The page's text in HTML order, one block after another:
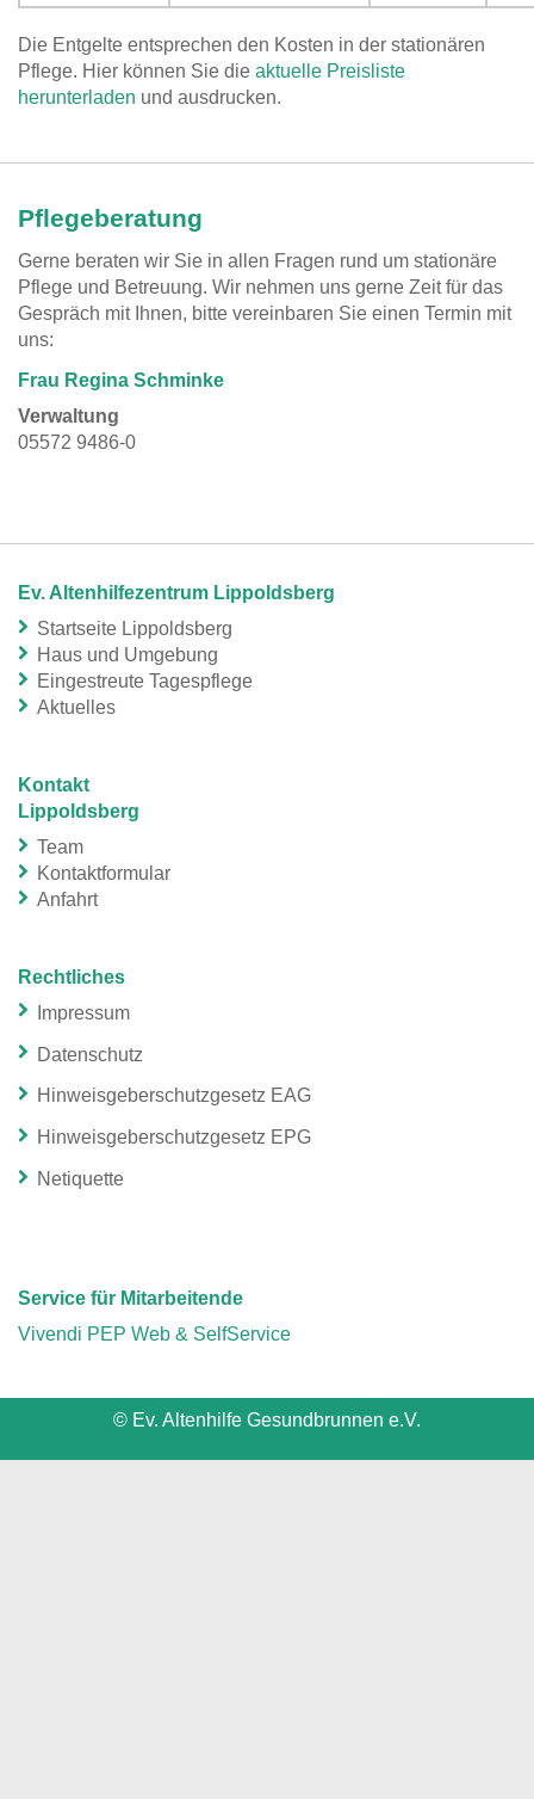
Die Entgelte entsprechen den Kosten in der stationären
Pflege. Hier können Sie die aktuelle Preisliste
herunterladen und ausdrucken.
Pflegeberatung
Gerne beraten wir Sie in allen Fragen rund um stationäre
Pflege und Betreuung. Wir nehmen uns gerne Zeit für das
Gespräch mit Ihnen, bitte vereinbaren Sie einen Termin mit
uns:
Frau Regina Schminke
Verwaltung
05572 9486-0
Ev. Altenhilfezentrum Lippoldsberg
Startseite Lippoldsberg
Haus und Umgebung
Eingestreute Tagespflege
Aktuelles
Kontakt
Lippoldsberg
Team
Kontaktformular
Anfahrt
Rechtliches
Impressum
Datenschutz
Hinweisgeberschutzgesetz EAG
Hinweisgeberschutzgesetz EPG
Netiquette
Service für Mitarbeitende
Vivendi PEP Web & SelfService
© Ev. Altenhilfe Gesundbrunnen e.V.